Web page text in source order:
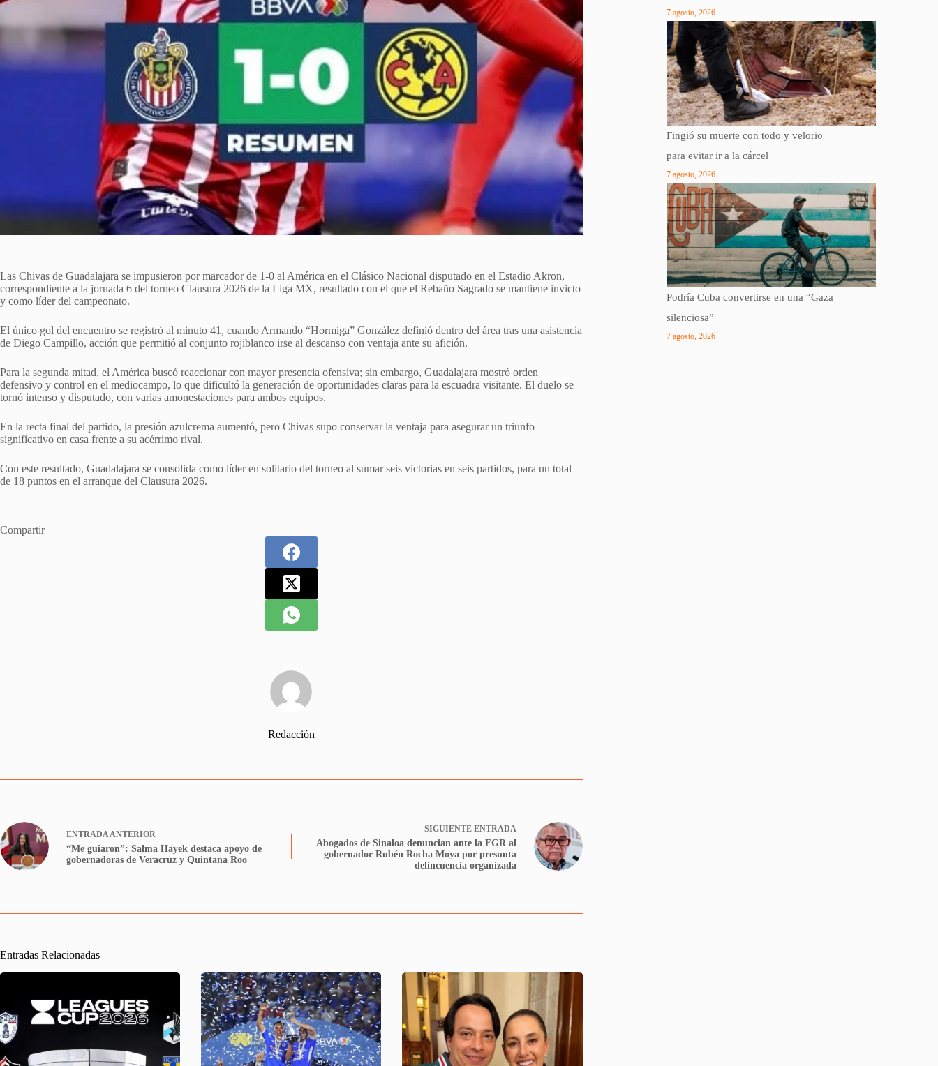
Las Chivas de Guadalajara se impusieron por marcador de 1-0 al América en el Clásico Nacional disputado en el Estadio Akron,
correspondiente a la jornada 6 del torneo Clausura 2026 de la Liga MX, resultado con el que el Rebaño Sagrado se mantiene invicto
y como líder del campeonato.
El único gol del encuentro se registró al minuto 41, cuando Armando “Hormiga” González definió dentro del área tras una asistencia
de Diego Campillo, acción que permitió al conjunto rojiblanco irse al descanso con ventaja ante su afición.
Para la segunda mitad, el América buscó reaccionar con mayor presencia ofensiva; sin embargo, Guadalajara mostró orden
defensivo y control en el mediocampo, lo que dificultó la generación de oportunidades claras para la escuadra visitante. El duelo se
tornó intenso y disputado, con varias amonestaciones para ambos equipos.
En la recta final del partido, la presión azulcrema aumentó, pero Chivas supo conservar la ventaja para asegurar un triunfo
significativo en casa frente a su acérrimo rival.
Con este resultado, Guadalajara se consolida como líder en solitario del torneo al sumar seis victorias en seis partidos, para un total
de 18 puntos en el arranque del Clausura 2026.
Compartir
Redacción
ENTRADA ANTERIOR
“Me guiaron”: Salma Hayek destaca apoyo de
gobernadoras de Veracruz y Quintana Roo
SIGUIENTE ENTRADA
Abogados de Sinaloa denuncian ante la FGR al
gobernador Rubén Rocha Moya por presunta
delincuencia organizada
Entradas Relacionadas
7 agosto, 2026
Fingió su muerte con todo y velorio
para evitar ir a la cárcel
7 agosto, 2026
Podría Cuba convertirse en una “Gaza
silenciosa”
7 agosto, 2026